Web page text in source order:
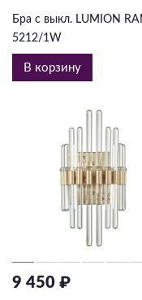
Бра с выкл. LUMION
5212/1W
В корзину
9 450 ₽